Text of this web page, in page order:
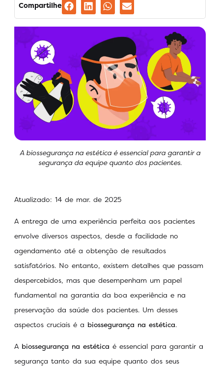
Compartilhe
A biossegurança na estética é essencial para garantir a
segurança da equipe quanto dos pacientes.
Atualizado: 14 de mar. de 2025
A entrega de uma experiência perfeita aos pacientes
envolve diversos aspectos, desde a facilidade no
agendamento até a obtenção de resultados
satisfatórios. No entanto, existem detalhes que passam
despercebidos, mas que desempenham um papel
fundamental na garantia da boa experiência e na
preservação da saúde dos pacientes. Um desses
aspectos cruciais é a biossegurança na estética.
A biossegurança na estética é essencial para garantir a
segurança tanto da sua equipe quanto dos seus